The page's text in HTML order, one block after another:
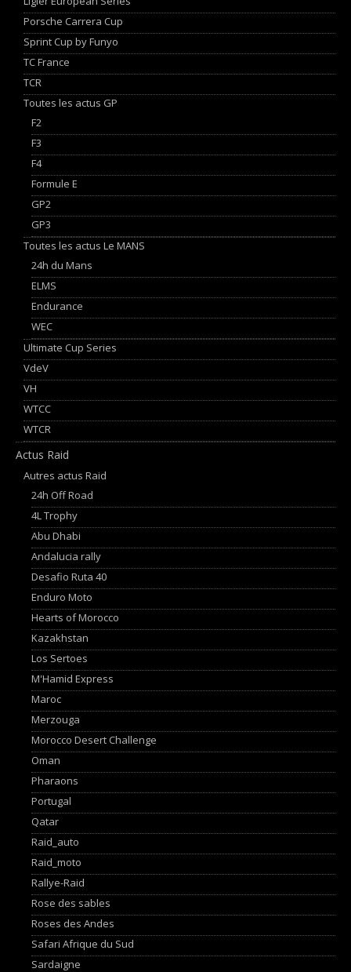
Porsche Carrera Cup
Sprint Cup by Funyo
TC France
TCR
Toutes les actus GP
F2
F3
F4
Formule E
GP2
GP3
Toutes les actus Le MANS
24h du Mans
ELMS
Endurance
WEC
Ultimate Cup Series
VdeV
VH
WTCC
WTCR
Actus Raid
Autres actus Raid
24h Off Road
4L Trophy
Abu Dhabi
Andalucia rally
Desafio Ruta 40
Enduro Moto
Hearts of Morocco
Kazakhstan
Los Sertoes
M'Hamid Express
Maroc
Merzouga
Morocco Desert Challenge
Oman
Pharaons
Portugal
Qatar
Raid_auto
Raid_moto
Rallye-Raid
Rose des sables
Roses des Andes
Safari Afrique du Sud
Sardaigne